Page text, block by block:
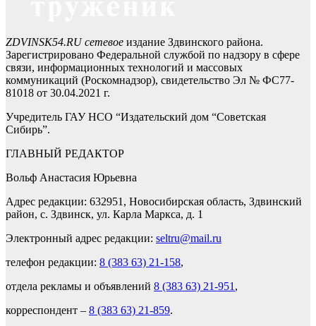
ZDVINSK54.RU сетевое издание Здвинского района.
Зарегистрировано Федеральной службой по надзору в сфере
связи, информационных технологий и массовых
коммуникаций (Роскомнадзор), свидетельство Эл № ФС77-
81018 от 30.04.2021 г.
Учредитель ГАУ НСО “Издательский дом “Советская
Сибирь”.
ГЛАВНЫЙ РЕДАКТОР
Вольф Анастасия Юрьевна
Адрес редакции: 632951, Новосибирская область, Здвинский
район, с. Здвинск, ул. Карла Маркса, д. 1
Электронный адрес редакции: seltru@mail.ru
телефон редакции: 8 (383 63) 21-158,
отдела рекламы и объявлений 8 (383 63) 21-951 ,
корреспондент – 8 (383 63) 21-859.